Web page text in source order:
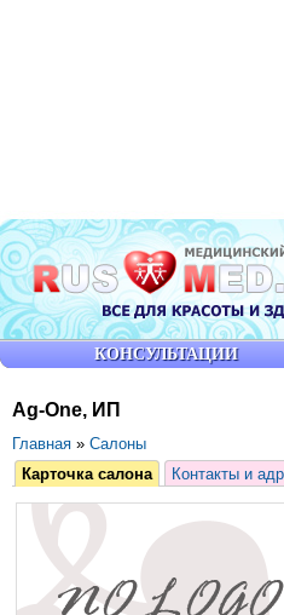
Ag-One, ИП
Главная » Салоны
Карточка салона
Контакты и
КОНСУЛЬТАЦИИ